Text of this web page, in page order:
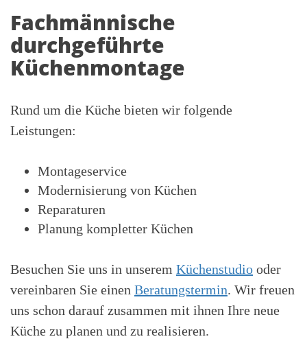
Fachmännische
durchgeführte
Küchenmontage
Rund um die Küche bieten wir folgende
Leistungen:
Montageservice
Modernisierung von Küchen
Reparaturen
Planung kompletter Küchen
Besuchen Sie uns in unserem Küchenstudio oder
vereinbaren Sie einen Beratungstermin. Wir freuen
uns schon darauf zusammen mit ihnen Ihre neue
Küche zu planen und zu realisieren.